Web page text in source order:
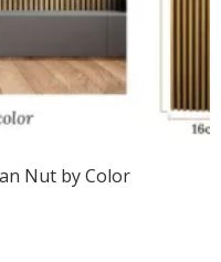
Nut by Color